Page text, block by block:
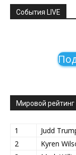
События LIVE
Мировой рейтинг
1 Judd
2
Kyren